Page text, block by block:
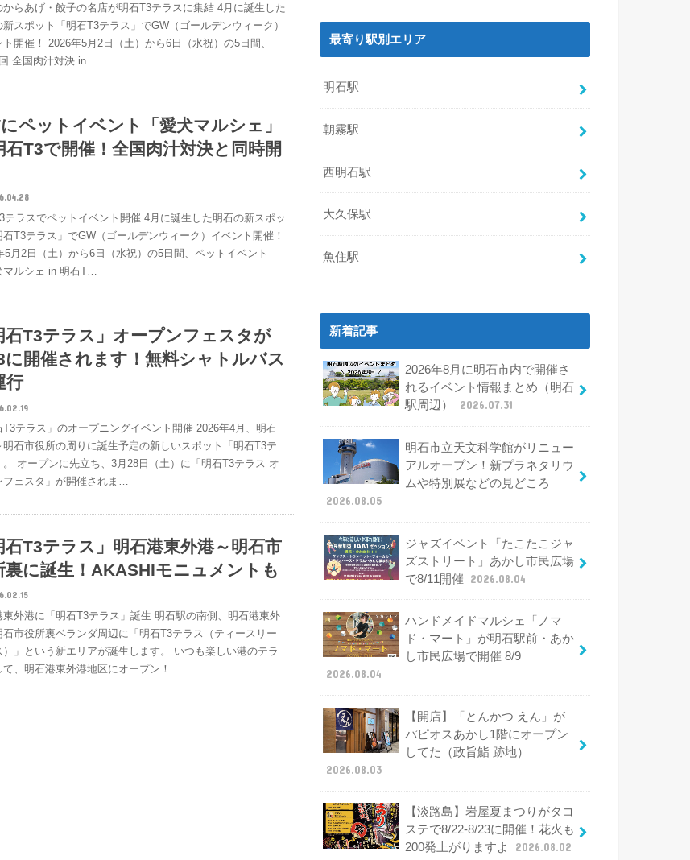
からあげ・餃子の名店が明石T3テラスに集結 4月に誕生した
新スポット「明石T3テラス」でGW（ゴールデンウィーク）
ト開催！ 2026年5月2日（土）から6日（水祝）の5日間、
回 全国肉汁対決 in…
ペットイベント「愛犬マルシェ」
石T3で開催！全国肉汁対決と同時開
テラスでペットイベント開催 4月に誕生した明石の新スポッ
石T3テラス」でGW（ゴールデンウィーク）イベント開催！
5月2日（土）から6日（水祝）の5日間、ペットイベント
マルシェ in 明石T…
石T3テラス」オープンフェスタが
に開催されます！無料シャトルバス
行
T3テラス」のオープニングイベント開催 2026年4月、明石
明石市役所の周りに誕生予定の新しいスポット「明石T3テ
。 オープンに先立ち、3月28日（土）に「明石T3テラス オ
フェスタ」が開催されま…
石T3テラス」明石港東外港～明石市
裏に誕生！AKASHIモニュメントも
東外港に「明石T3テラス」誕生 明石駅の南側、明石港東外
石市役所裏ベランダ周辺に「明石T3テラス（ティースリー
）」という新エリアが誕生します。 いつも楽しい港のテラ
て、明石港東外港地区にオープン！…
最寄り駅別エリア
明石駅
朝霧駅
西明石駅
大久保駅
魚住駅
新着記事
2026年8月に明石市内で開催さ
れるイベント情報まとめ（明石
駅周辺）
2026.07.31
明石市立天文科学館がリニュー
アルオープン！新プラネタリウ
ムや特別展などの見どころ
2026.08.05
ジャズイベント「たこたこジャ
ズストリート」あかし市民広場
で8/11開催
2026.08.04
ハンドメイドマルシェ「ノマ
ド・マート」が明石駅前・あか
し市民広場で開催 8/9
2026.08.04
【開店】「とんかつ えん」が
パピオスあかし1階にオープン
してた（政旨鮨 跡地）
2026.08.03
【淡路島】岩屋夏まつりがタコ
ステで8/22-8/23に開催！花火も
200発上がりますよ
2026.08.02